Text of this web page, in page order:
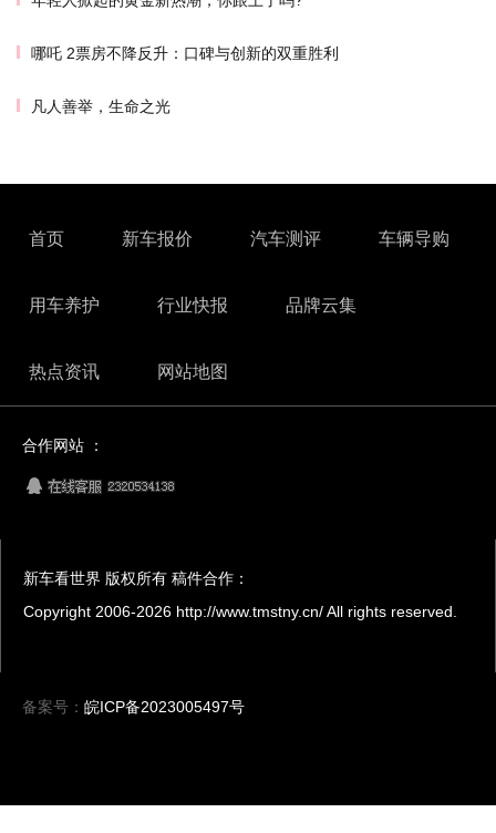
哪吒 2票房不降反升：口碑与创新的双重胜利
凡人善举，生命之光
首页 新车报价 汽车测评 车辆导购
用车养护 行业快报 品牌云集
热点资讯 网站地图
合作网站 ：
新车看世界 版权所有 稿件合作：
Copyright 2006-2026 http://www.tmstny.cn/ All rights reserved.
备案号： 皖ICP备2023005497号